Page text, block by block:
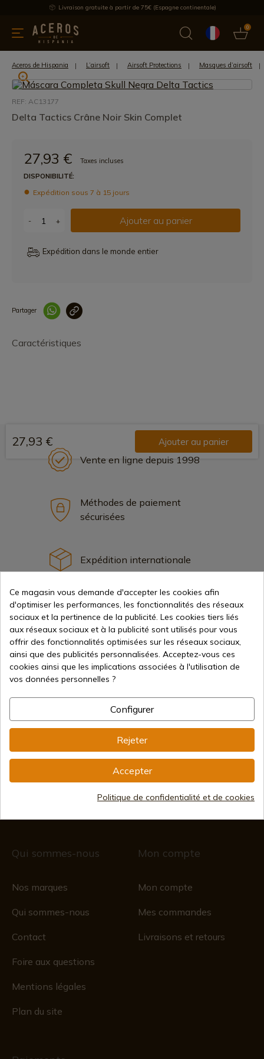
Livraison gratuite à partir de 75€ (Espagne continentale)
0
de cuisine Offre Dernières nouvelles Meilleures ventes
Aceros de Hispania L’airsoft Airsoft Protections Masques d’airsoft
REF: AC13177
Delta Tactics Crâne Noir Skin Complet
27,93 €
Taxes incluses
DISPONIBILITÉ:
Expédition sous 7 à 15 jours
- + Ajouter au panier
Expédition dans le monde entier
Partager
Caractéristiques
27,93 € Ajouter au panier
Vente en ligne depuis 1998
Méthodes de paiement
sécurisées
Expédition internationale
Information
info@aceros-de-hispania.com
(+34)978 877 088
(+34)676 850 364
Informations sur le client
Du lundi au vendredi de 09h00 à 15h00
commerce 28/01/578, folio 242,
Qui sommes-nous
Nos marques
Qui sommes-nous
Contact
Foire aux questions
Mentions légales
Plan du site
Mon compte
Mon compte
Mes commandes
Livraisons et retours
Ce magasin vous demande d'accepter les cookies afin
d'optimiser les performances, les fonctionnalités des réseaux
sociaux et la pertinence de la publicité. Les cookies tiers liés
aux réseaux sociaux et à la publicité sont utilisés pour vous
offrir des fonctionnalités optimisées sur les réseaux sociaux,
ainsi que des publicités personnalisées. Acceptez-vous ces
cookies ainsi que les implications associées à l'utilisation de
vos données personnelles ?
Configurer
Rejeter
Accepter
Politique de confidentialité et de cookies